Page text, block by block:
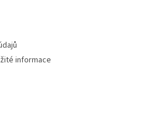
informace